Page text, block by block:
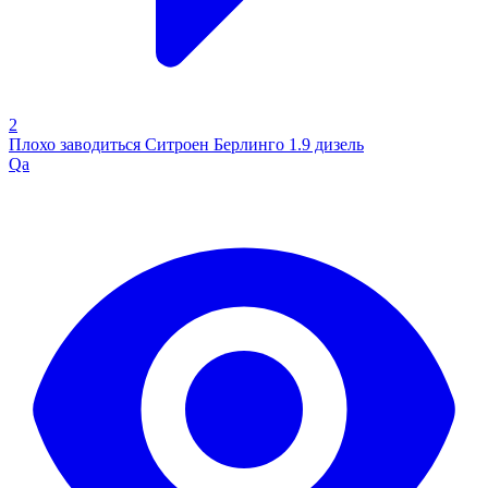
2
Плохо заводиться Ситроен Берлинго 1.9 дизель
Qa